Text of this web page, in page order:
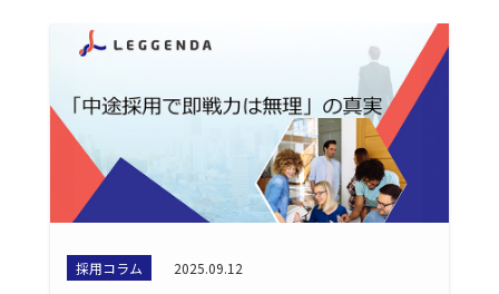
採用コラム 2025.09.12